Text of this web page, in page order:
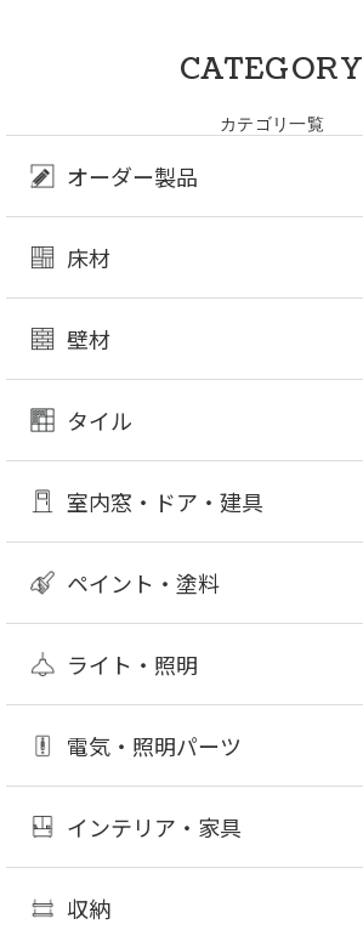
CATEGORY
カテゴリ一覧
オーダー製品
床材
壁材
タイル
室内窓・ドア・建具
ペイント・塗料
ライト・照明
電気・照明パーツ
インテリア・家具
収納